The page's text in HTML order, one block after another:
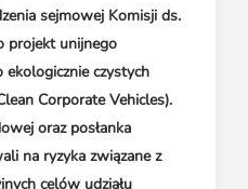
sejmowej Komisji ds.
projekt unijnego
ekologicznie czystych
Corporate Vehicles).
oraz posłanka
na ryzyka związane z
celów udziału